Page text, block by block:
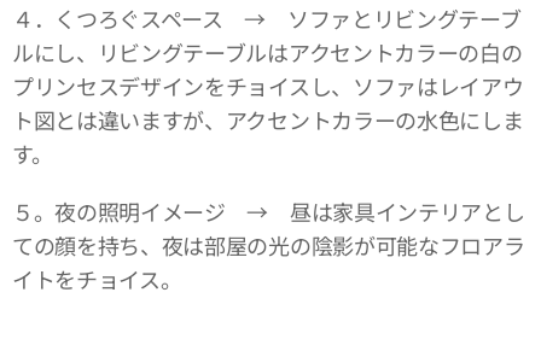
４．くつろぐスペース → ソファとリビングテーブ
ルにし、リビングテーブルはアクセントカラーの白の
プリンセスデザインをチョイスし、ソファはレイアウ
ト図とは違いますが、アクセントカラーの水色にしま
す。
５。夜の照明イメージ → 昼は家具インテリアとし
ての顔を持ち、夜は部屋の光の陰影が可能なフロアラ
イトをチョイス。